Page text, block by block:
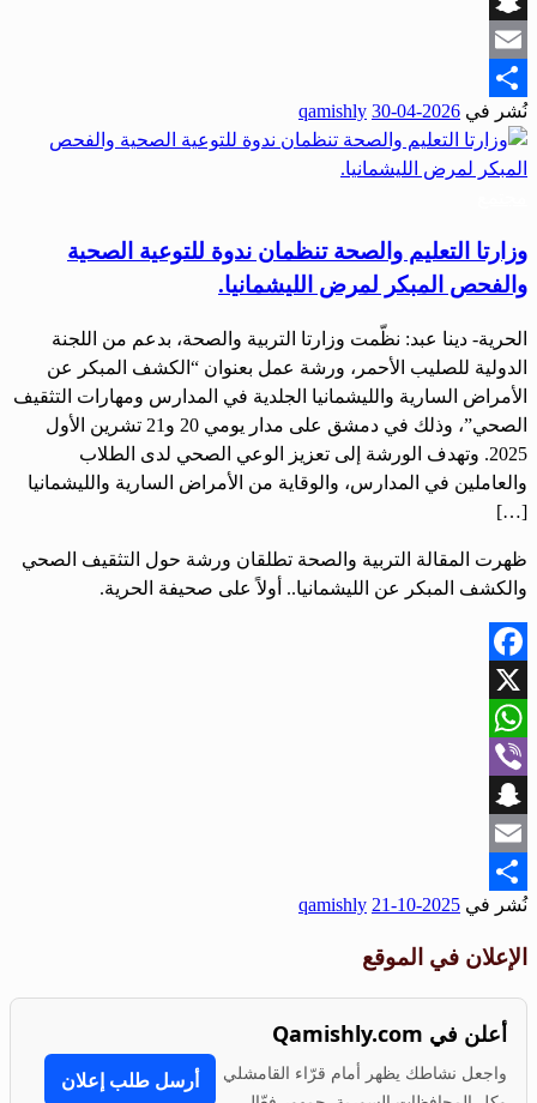
Snapchat
Email
Share
نُشر في 2026-04-30
qamishly
وزارتا التعليم والصحة تنظمان ندوة للتوعية الصحية
والفحص المبكر لمرض الليشمانيا.
الحرية- دينا عبد: نظّمت وزارتا التربية والصحة، بدعم من اللجنة
الدولية للصليب الأحمر، ورشة عمل بعنوان “الكشف المبكر عن
الأمراض السارية والليشمانيا الجلدية في المدارس ومهارات التثقيف
الصحي”، وذلك في دمشق على مدار يومي 20 و21 تشرين الأول
2025. وتهدف الورشة إلى تعزيز الوعي الصحي لدى الطلاب
والعاملين في المدارس، والوقاية من الأمراض السارية والليشمانيا
[…]
ظهرت المقالة التربية والصحة تطلقان ورشة حول التثقيف الصحي
والكشف المبكر عن الليشمانيا.. أولاً على صحيفة الحرية.
Facebook
X
WhatsApp
Viber
Snapchat
Email
Share
نُشر في 2025-10-21
qamishly
الإعلان في الموقع
أعلن في Qamishly.com
واجعل نشاطك يظهر أمام قرّاء القامشلي
أرسل طلب إعلان